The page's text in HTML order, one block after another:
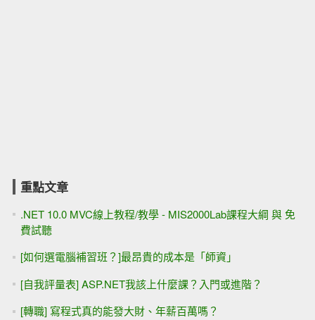
重點文章
.NET 10.0 MVC線上教程/教學 - MIS2000Lab課程大綱 與 免
費試聽
[如何選電腦補習班？]最昂貴的成本是「師資」
[自我評量表] ASP.NET我該上什麼課？入門或進階？
[轉職] 寫程式真的能發大財、年薪百萬嗎？